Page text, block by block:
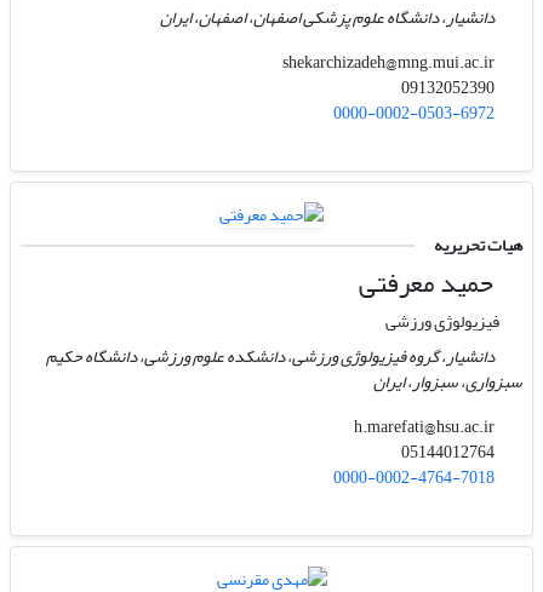
دانشیار، دانشگاه علوم پزشکی اصفهان، اصفهان، ایران
shekarchizadeh@mng.mui.ac.ir
09132052390
0000-0002-0503-6972
هیات تحریریه
حمید معرفتی
فیزیولوژی ورزشی
دانشیار، گروه فیزیولوژی ورزشی، دانشکده علوم ورزشی، دانشگاه حکیم
سبزواری، سبزوار، ایران
h.marefati@hsu.ac.ir
05144012764
0000-0002-4764-7018